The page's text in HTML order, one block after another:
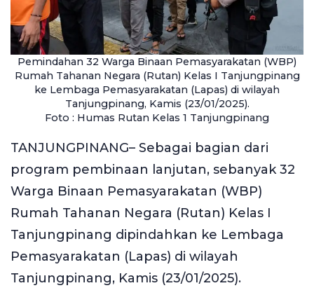
Pemindahan 32 Warga Binaan Pemasyarakatan (WBP)
Rumah Tahanan Negara (Rutan) Kelas I Tanjungpinang
ke Lembaga Pemasyarakatan (Lapas) di wilayah
Tanjungpinang, Kamis (23/01/2025).
Foto : Humas Rutan Kelas 1 Tanjungpinang
TANJUNGPINANG– Sebagai bagian dari
program pembinaan lanjutan, sebanyak 32
Warga Binaan Pemasyarakatan (WBP)
Rumah Tahanan Negara (Rutan) Kelas I
Tanjungpinang dipindahkan ke Lembaga
Pemasyarakatan (Lapas) di wilayah
Tanjungpinang, Kamis (23/01/2025).